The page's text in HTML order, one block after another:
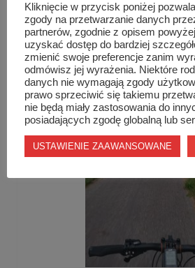
Ścigali się „O Konar Dębu
Kliknięcie w przycisk poniżej
zgody na przetwarzanie danych
partnerów, zgodnie z opisem
uzyskać dostęp do bardziej
zmienić swoje preferencje zanim
odmówisz jej wyrażenia. Niektóre
danych nie wymagają zgody
prawo sprzeciwić się takiemu
nie będą miały zastosowania do
posiadających zgodę globalną lub
USTAWIENIE ZAAWANSOWANE